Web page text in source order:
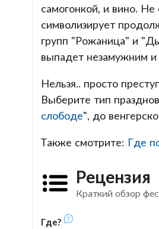
самогонкой, и вино.
символизирует
групп "Рожаница" и
выпадет незамужним и
Нельзя.. просто
Выберите тип
слободе", до
Также смотрите: Где
Рецензия
Краткий обзор
Где?